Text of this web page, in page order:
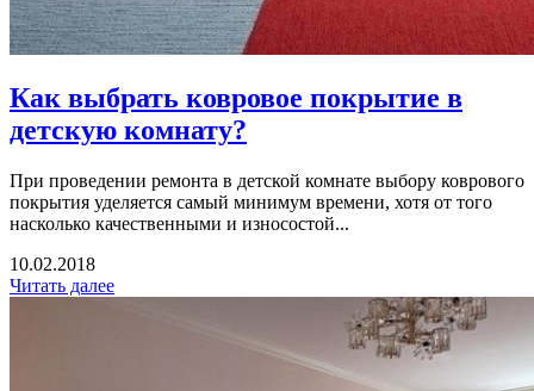
Как выбрать ковровое покрытие в
детскую комнату?
При проведении ремонта в детской комнате выбору коврового
покрытия уделяется самый минимум времени, хотя от того
насколько качественными и износостой...
10.02.2018
Читать далее